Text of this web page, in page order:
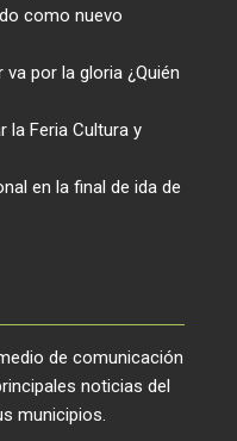
como nuevo
por la gloria ¿Quién
la Feria Cultura y
en la final de ida de
de comunicación
noticias del
municipios.